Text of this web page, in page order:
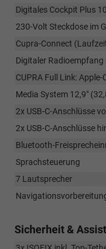
Digitales Cockpit Plus
230-Volt Steckdose im
Cupra-Connect
Digitaler Radioempfang
CUPRA Full Link:
Media System 12,9"
2x USB-C-Anschlüsse
2x USB-C-Anschlüsse
Bluetooth-
Sprachsteuerung
7 Lautsprecher
Sicherheit &